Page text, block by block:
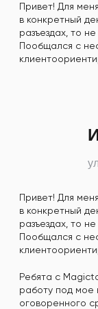
Привет! Для
в конкретный
разъездах, то
Пообщался с
Привет! Для
в конкретный
разъездах, то
Пообщался с
Ребята с
работу под мое
оговоренного